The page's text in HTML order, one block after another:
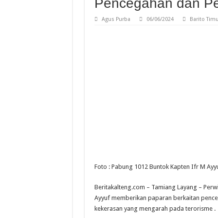
Bimtek Penguatan Kapasitas
Peresmian KCP Bank Kalteng
Pencegahan dan
Agus Purba 06/06/2024 Barito
Foto : Pabung 1012 Buntok Kapten Ifr M
Beritakalteng.com – Tamiang Layang –
Ayyuf memberikan paparan berkaitan
kekerasan yang mengarah pada terorisme .